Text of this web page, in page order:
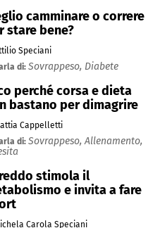
camminare o correre
stare bene?
Speciani
di: Sovrappeso, Diabete
perché corsa e dieta
bastano per dimagrire
Cappelletti
di: Sovrappeso,Allenamento,
stimola il
e invita a fare
Carola Speciani